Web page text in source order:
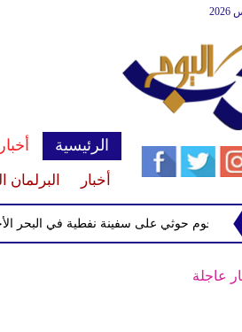
الرئيسية
أخبار البرلمان
حوثي على سفينة نفطية في البحر الأحمر
عاجلة